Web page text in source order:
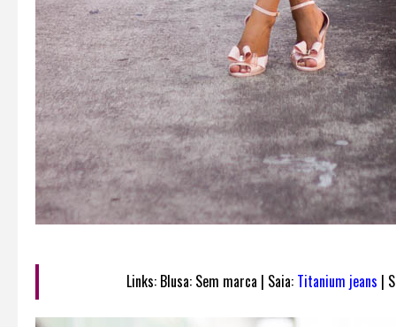
Links: Blusa: Sem marca | Saia: Titanium jeans |